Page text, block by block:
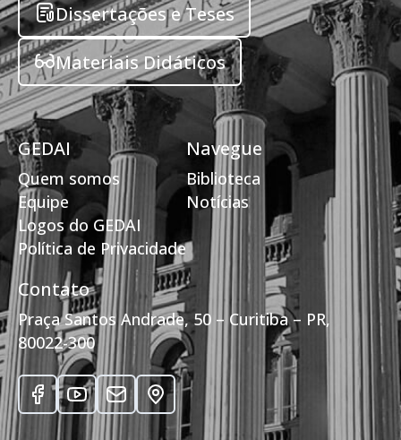
Dissertações e Teses
Materiais Didáticos
GEDAI
Quem somos
Equipe
Logos do GEDAI
Política de Privacidade
Navegue
Biblioteca
Notícias
Contato
Praça Santos Andrade, 50 – Curitiba – PR,
80022-300